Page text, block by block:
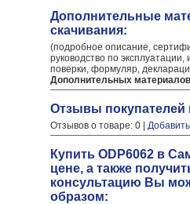
Дополнительные
скачивания:
(подробное описание,
руководство по эксплуатации,
поверки, формуляр,
Дополнительных материалов
Отзывы
Отзывов о товаре: 0 |
Купить ODP6062 в
цене, а также
консультацию Вы
образом: